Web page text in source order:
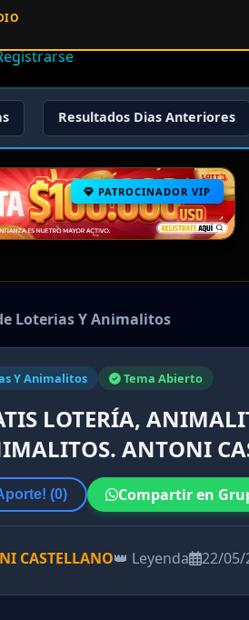
Resultados Dias Anteriores
PATROCINADOR VIP
Loterias Y Animalitos
Y Animalitos Tema Abierto
LOTERÍA,
ANTONI
(0) Compartir en
CASTELLANO👑 Leyenda 22/05/